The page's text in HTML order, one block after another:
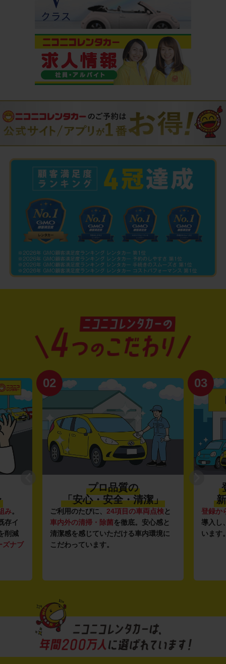
み。
存イ
削減
ズナブ
02
プロ品質の
「安心・安全・清潔」
ご利用のたびに、 24項目の車両点検と
車内外の清掃・除菌を徹底。安心感と
清潔感を感じていただける車内環境に
こだわっています。
03
登録か
導入し
います